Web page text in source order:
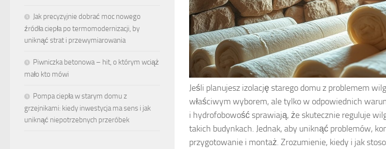
Jeśli planujesz izolację starego domu z problemem
właściwym wyborem, ale tylko w odpowiednich
i hydrofobowość sprawiają, że skutecznie reguluje
takich budynkach. Jednak, aby uniknąć problemów,
przygotowanie i montaż. Zrozumienie, kiedy i jak
Jak precyzyjnie dobrać moc nowego
źródła ciepła po termomodernizacji, by
uniknąć strat i przewymiarowania
Piwniczka betonowa – hit, o którym wciąż
mało kto mówi
Pompa ciepła w starym domu z
grzejnikami: kiedy inwestycja ma sens i jak
uniknąć niepotrzebnych przeróbek